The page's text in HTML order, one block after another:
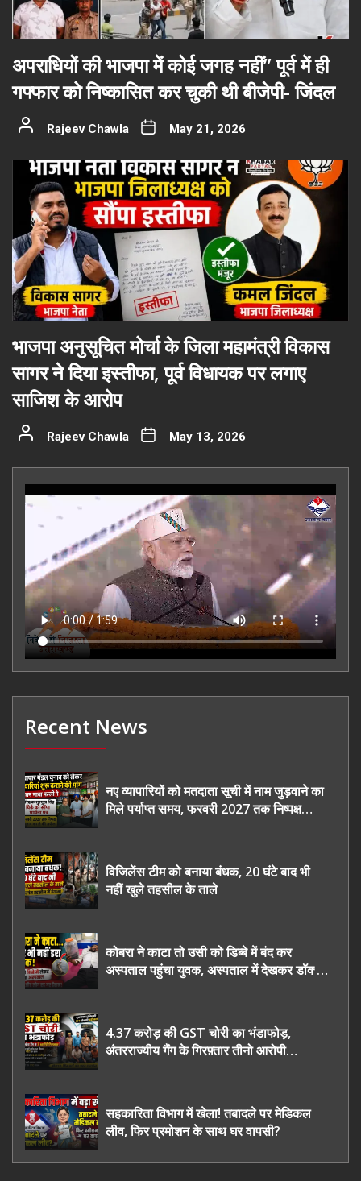
अपराधियों की भाजपा में कोई जगह नहीं” पूर्व में ही
गफ्फार को निष्कासित कर चुकी थी बीजेपी- जिंदल
Rajeev Chawla May 21, 2026
भाजपा अनुसूचित मोर्चा के जिला महामंत्री विकास
सागर ने दिया इस्तीफा, पूर्व विधायक पर लगाए
साजिश के आरोप
Rajeev Chawla May 13, 2026
Recent News
नए व्यापारियों को मतदाता सूची में नाम जुड़वाने का
मिले पर्याप्त समय, फरवरी 2027 तक निष्पक्ष
विजिलेंस टीम को बनाया बंधक, 20 घंटे बाद भी
नहीं खुले तहसील के ताले
कोबरा ने काटा तो उसी को डिब्बे में बंद कर
अस्पताल पहुंचा युवक, अस्पताल में देखकर डॉक्टर
4.37 करोड़ की GST चोरी का भंडाफोड़,
अंतरराज्यीय गैंग के गिरफ़्तार तीनो आरोपी
सहकारिता विभाग में खेला! तबादले पर मेडिकल
लीव, फिर प्रमोशन के साथ घर वापसी?